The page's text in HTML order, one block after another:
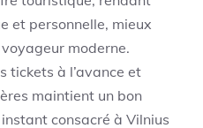
et personnelle, mieux
moderne.
tickets à l’avance et
maintient un bon
consacré à Vilnius